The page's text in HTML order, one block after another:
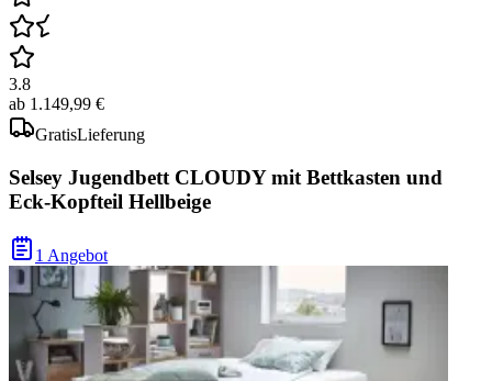
3.8
ab 1.149,99 €
GratisLieferung
Selsey Jugendbett CLOUDY mit Bettkasten und
Eck-Kopfteil Hellbeige
1 Angebot